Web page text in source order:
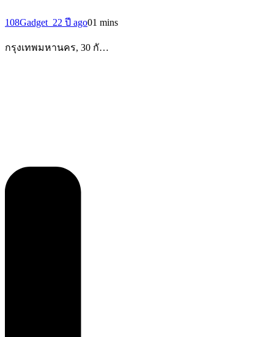
108Gadget_22 ปี ago01 mins
กรุงเทพมหานคร, 30 กั…